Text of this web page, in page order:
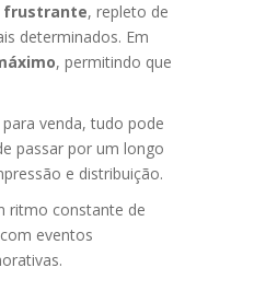
frustrante, repleto de
determinados. Em
, permitindo que
venda, tudo pode
passar por um longo
e distribuição.
ritmo constante de
eventos